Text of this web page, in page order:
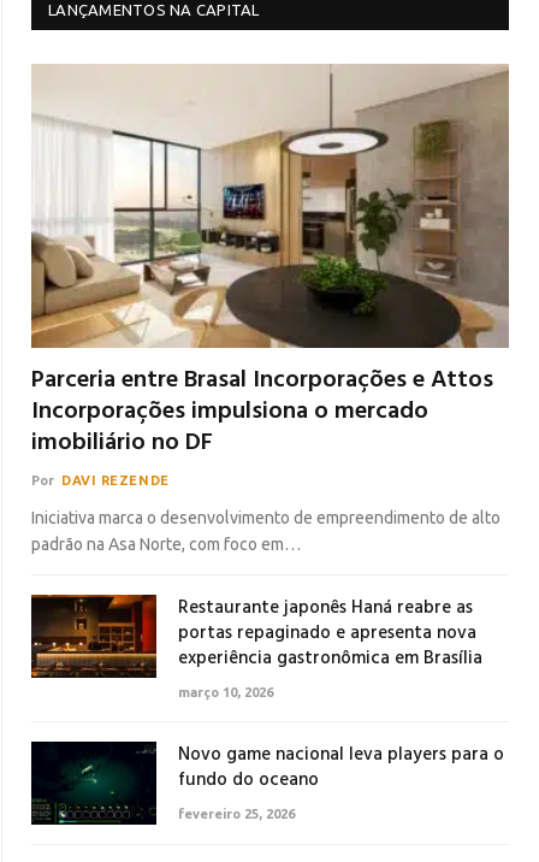
LANÇAMENTOS NA CAPITAL
Parceria entre Brasal Incorporações e Attos
Incorporações impulsiona o mercado
imobiliário no DF
Por DAVI REZENDE
Iniciativa marca o desenvolvimento de empreendimento de alto
padrão na Asa Norte, com foco em…
Restaurante japonês Haná reabre as
portas repaginado e apresenta nova
experiência gastronômica em Brasília
março 10, 2026
Novo game nacional leva players para o
fundo do oceano
fevereiro 25, 2026